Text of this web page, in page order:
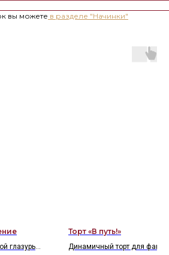
вы можете в разделе "Начинки"
глазурью,
Торт «В путь!»
Динамичный торт для